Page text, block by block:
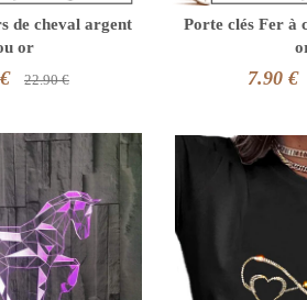
de cheval argent
or
22.90 €
Porte clés Fer à
7.90 €